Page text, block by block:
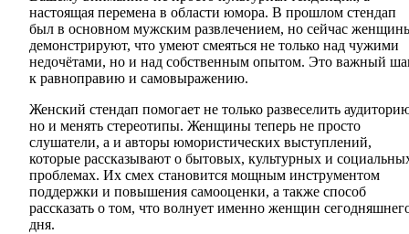
настоящая перемена в области юмора. В прошлом стендап
был в основном мужским развлечением, но сейчас
демонстрируют, что умеют смеяться не только над чужими
недочётами, но и над собственным опытом. Это важный
к равноправию и самовыражению.
Женский стендап помогает не только развеселить
но и менять стереотипы. Женщины теперь не просто
слушатели, а и авторы юмористических выступлений,
которые рассказывают о бытовых, культурных и
проблемах. Их смех становится мощным инструментом
поддержки и повышения самооценки, а также способ
рассказать о том, что волнует именно женщин
дня.